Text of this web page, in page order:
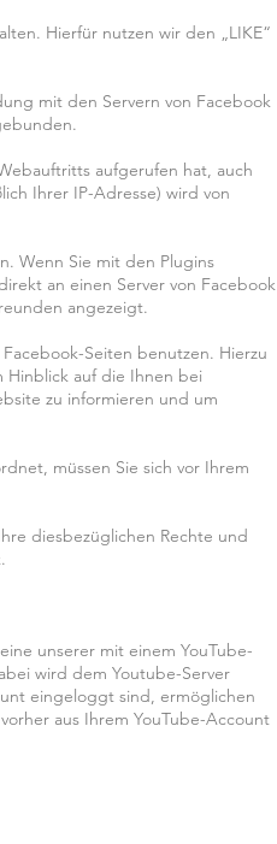
Hierfür nutzen wir den „LIKE“
mit den Servern von Facebook
aufgerufen hat, auch
Ihrer IP-Adresse) wird von
Wenn Sie mit den Plugins
an einen Server von Facebook
angezeigt.
Seiten benutzen. Hierzu
Hinblick auf die Ihnen bei
zu informieren und um
müssen Sie sich vor Ihrem
diesbezüglichen Rechte und
unserer mit einem YouTube-
wird dem Youtube-Server
eingeloggt sind, ermöglichen
aus Ihrem YouTube-Account